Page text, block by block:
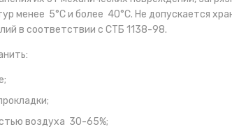
менее 5°С и более 40°С. Не допускается
в соответствии с СТБ 1138-98.
воздуха 30-65%;